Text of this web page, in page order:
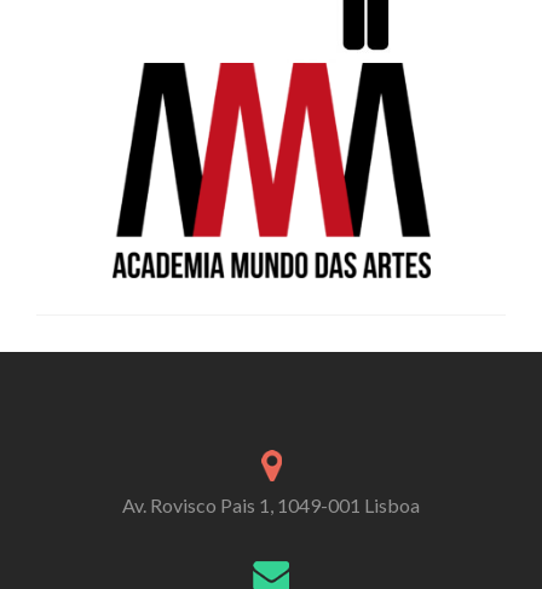
Av. Rovisco Pais 1, 1049-001 Lisboa